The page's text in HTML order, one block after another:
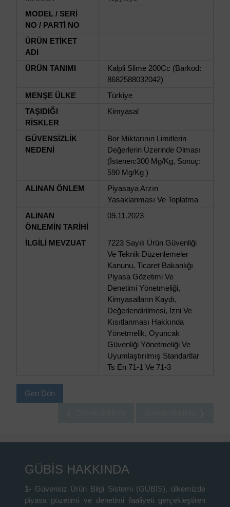
MODEL / SERİ
NO / PARTİ NO
ÜRÜN ETİKET
ADI
ÜRÜN TANIMI
Kalpli Slime 200Cc (Barkod:
8682588032042)
MENŞE ÜLKE
Türkiye
TAŞIDIĞI
RİSKLER
Kimyasal
GÜVENSİZLİK
NEDENİ
Bor Miktarının Limitlerin
Değerlerin Üzerinde Olması
(İstenen:300 Mg/Kg, Sonuç:
590 Mg/Kg )
ALINAN ÖNLEM
Piyasaya Arzın
Yasaklanması Ve Toplatma
ALINAN
ÖNLEMİN TARİHİ
09.11.2023
İLGİLİ MEVZUAT
7223 Sayılı Ürün Güvenliği
Ve Teknik Düzenlemeler
Kanunu, Ticaret Bakanlığı
Piyasa Gözetimi Ve
Denetimi Yönetmeliği,
Kimyasalların Kaydı,
Değerlendirilmesi, İzni Ve
Kısıtlanması Hakkında
Yönetmelik, Oyuncak
Güvenliği Yönetmeliği Ve
Uyumlaştırılmış Standartlar
Ts En 71-1 Ve 71-3
Geri Dön
GÜBİS HAKKINDA
1- Güvensiz Ürün Bilgi Sistemi (GÜBİS), ülkemizde
piyasa gözetimi ve denetimi faaliyeti gerçekleştiren